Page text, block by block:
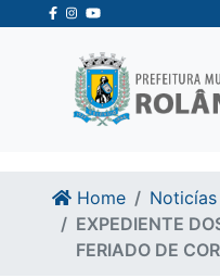
Ir para o conteudo
Ir para o fim do conteudo
Home
Noticías
EXPEDIENTE
FERIADO DE